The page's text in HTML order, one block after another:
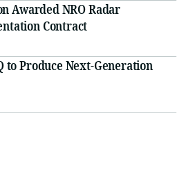
Awarded NRO Radar
Contract
to Produce Next-Generation